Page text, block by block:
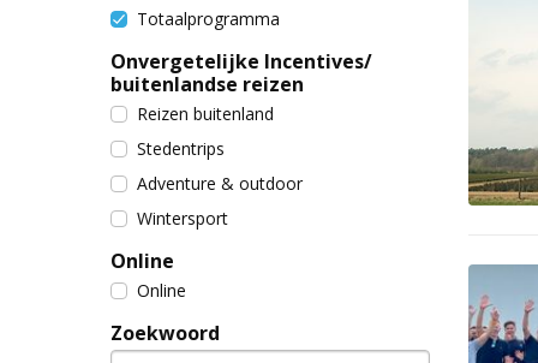
Totaalprogramma
Onvergetelijke Incentives/
buitenlandse reizen
Reizen buitenland
Stedentrips
Adventure & outdoor
Wintersport
Online
Online
Zoekwoord